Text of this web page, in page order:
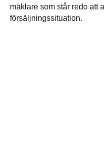
mäklare som står redo att
försäljningssituation.